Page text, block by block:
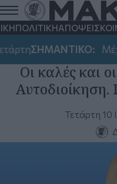
ΠΟΛΙΤΙΚΗΑΠΟΨΕΙΣ
ΣΗΜΑΝΤΙΚΟ:
Οι καλές και
Τετάρτη 10